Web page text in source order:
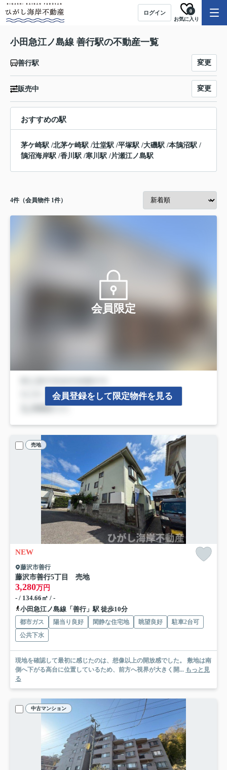
ログイン
お気に入り
0
小田急江ノ島線 善行駅の不動産一覧
善行駅 変更
販売中 変更
おすすめの駅
茅ケ崎駅 /北茅ケ崎駅 /辻堂駅 /平塚駅 /大磯駅 /本鵠沼駅 /
鵠沼海岸駅 /香川駅 /寒川駅 /片瀬江ノ島駅
4件（会員物件 1件）
会員限定
会員登録をして限定物件を見る
売地
NEW
藤沢市善行
藤沢市善行5丁目 売地
3,280万円
- / 134.66㎡ / -
小田急江ノ島線「善行」駅 徒歩10分
都市ガス 陽当り良好 閑静な住宅地 眺望良好
駐車2台可
公共下水
現地を確認して最初に感じたのは、想像以上の開放感でした。 敷地は南
側へ下がる高台に位置しているため、前方へ視界が大きく開... もっと見
る
中古マンション